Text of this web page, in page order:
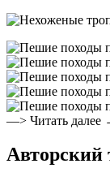
—> Читать далее
Авторский